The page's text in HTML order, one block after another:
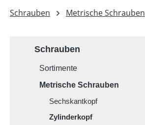
Schrauben Metrische Schrauben
Schrauben
Sortimente
Metrische Schrauben
Sechskantkopf
Zylinderkopf